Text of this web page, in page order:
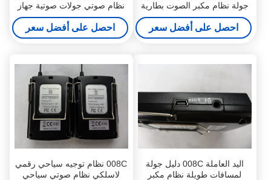
جولة نظام مكبر الصوت بطارية
الليثيوم
احصل على أفضل سعر
نظام صوتي جولات صوتية جهاز
نقل للسياح
احصل على أفضل سعر
اليد العاملة 008C دليل جولة
لمسافات طويلة نظام مكبر
008C نظام توجيه سياحي رقمي
لاسلكي نظام صوتي سياحي